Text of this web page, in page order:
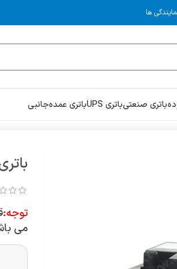
ها
باتری صنعتیباتری UPS باتری عمدهجانبی
باتری 100 آمپر
توجه:
می